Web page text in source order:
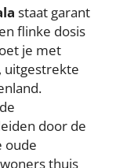
staat garant
flinke dosis
je met
uitgestrekte
door de
oude
thuis